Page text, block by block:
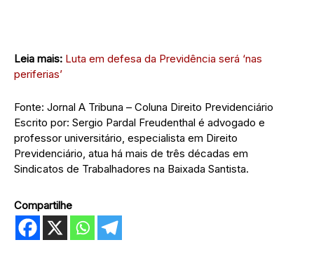
Leia mais: Luta em defesa da Previdência será ‘nas
periferias’
Fonte: Jornal A Tribuna – Coluna Direito Previdenciário
Escrito por: Sergio Pardal Freudenthal é advogado e
professor universitário, especialista em Direito
Previdenciário, atua há mais de três décadas em
Sindicatos de Trabalhadores na Baixada Santista.
Compartilhe